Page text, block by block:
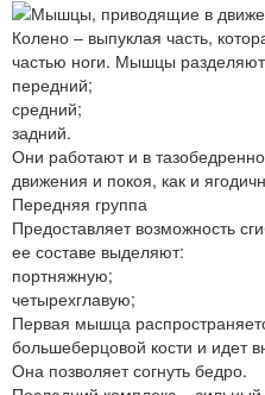
Колено – выпуклая часть,
частью ноги. Мышцы
передний;
средний;
задний.
Они работают и в
движения и покоя, как и
Передняя группа
Предоставляет возможность
ее составе выделяют:
портняжную;
четырехглавую;
Первая мышца
большеберцовой кости и идет
Она позволяет согнуть бедро.